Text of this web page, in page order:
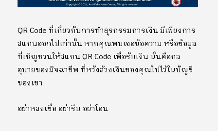
QR Code ที่เกี่ยวกับการทำธุรกรรมการเงิน มีเพียงการ
สแกนออกไปเท่านั้น หากคุณพบเจอข้อความ หรือข้อมูล
ที่เชิญชวนให้สแกน QR Code เพื่อรับเงิน นั่นคือกล
อุบายของมิจฉาชีพ ที่หวังล้วงเงินของคุณไปไว้ในบัญชี
ของเขา
อย่าหลงเชื่อ อย่ารีบ อย่าโอน